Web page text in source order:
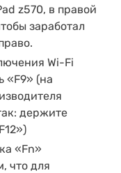
z570, в правой
заработал
Wi-Fi
«F9» (на
держите
«Fn»
что для